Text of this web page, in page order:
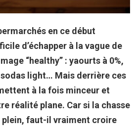
en ce début
d’échapper à la vague de
“healthy” : yaourts à 0%,
light… Mais derrière ces
à la fois minceur et
réalité plane. Car si la chasse
plein, faut-il vraiment croire